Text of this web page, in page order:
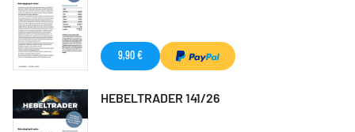
9,90 €
HEBELTRADER 141/26